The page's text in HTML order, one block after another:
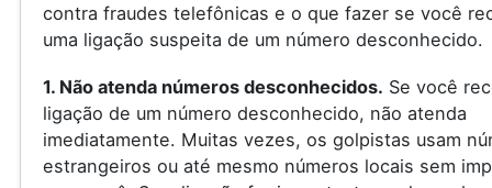
contra fraudes telefônicas e o que fazer se você
uma ligação suspeita de um número desconhecido.
1. Não atenda números desconhecidos. Se você
ligação de um número desconhecido, não atenda
imediatamente. Muitas vezes, os golpistas usam
estrangeiros ou até mesmo números locais sem